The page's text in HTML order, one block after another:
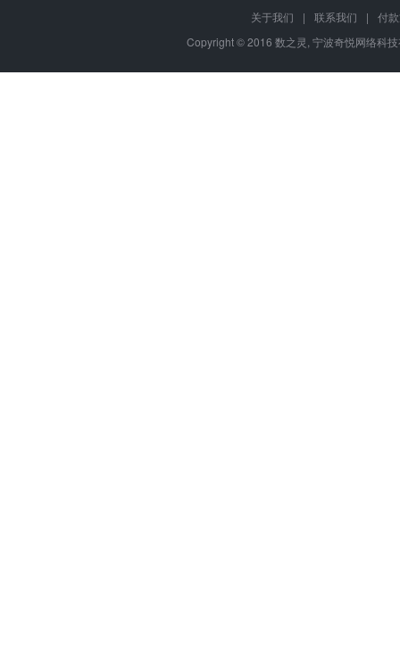
关于我们 | 联系我们 |
付
Copyright © 2016 数之灵, 宁波奇悦网络科